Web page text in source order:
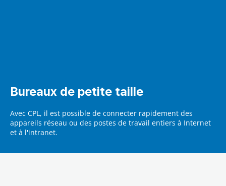
Bureaux de petite taille
Avec CPL, il est possible de connecter rapidement des
appareils réseau ou des postes de travail entiers à Internet
et à l'intranet.